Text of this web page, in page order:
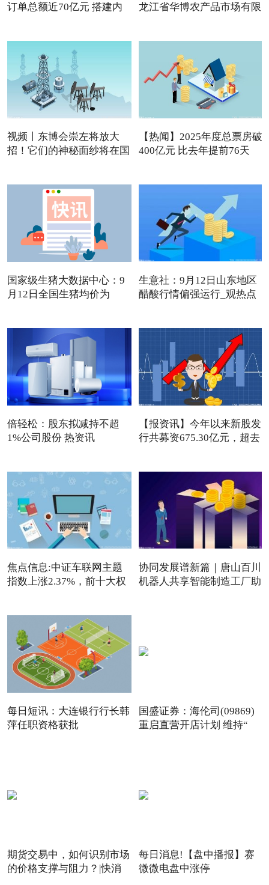
订单总额近70亿元 搭建内
龙江省华博农产品市场有限
视频丨东博会崇左将放大
招！它们的神秘面纱将在国
【热闻】2025年度总票房破
400亿元 比去年提前76天
国家级生猪大数据中心：9
月12日全国生猪均价为
生意社：9月12日山东地区
醋酸行情偏强运行_观热点
倍轻松：股东拟减持不超
1%公司股份 热资讯
【报资讯】今年以来新股发
行共募资675.30亿元，超去
焦点信息:中证车联网主题
指数上涨2.37%，前十大权
协同发展谱新篇｜唐山百川
机器人共享智能制造工厂助
每日短讯：大连银行行长韩
萍任职资格获批
国盛证券：海伦司(09869)
重启直营开店计划 维持“
期货交易中，如何识别市场
的价格支撑与阻力？|快消
每日消息!【盘中播报】赛
微微电盘中涨停